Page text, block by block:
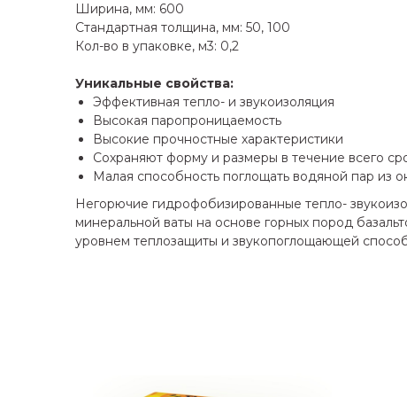
Ширина, мм: 600
Стандартная толщина, мм: 50, 100
Кол-во в упаковке, м3: 0,2
Уникальные свойства:
Эффективная тепло- и звукоизоляция
Высокая паропроницаемость
Высокие прочностные характеристики
Сохраняют форму и размеры в течение всего
Малая способность поглощать водяной пар из
Негорючие гидрофобизированные тепло-
минеральной ваты на основе горных пород
уровнем теплозащиты и звукопоглощающей